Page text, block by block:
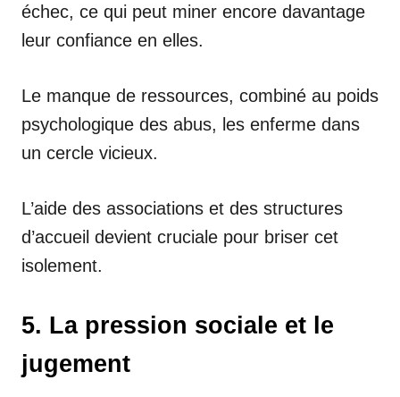
échec, ce qui peut miner encore davantage
leur confiance en elles.
Le manque de ressources, combiné au poids
psychologique des abus, les enferme dans
un cercle vicieux.
L’aide des associations et des structures
d’accueil devient cruciale pour briser cet
isolement.
5. La pression sociale et le
jugement